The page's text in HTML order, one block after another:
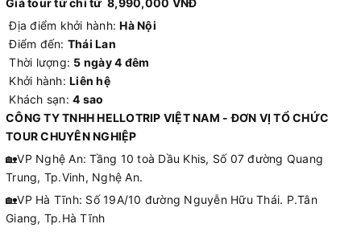
Địa điểm khởi hành:Hà Nội
Điểm đến: Thái Lan
Thời lượng: 5 ngày 4 đêm
Khởi hành: Liên hệ
Khách sạn: 4 sao
CÔNG TY TNHH HELLOTRIP VIỆT NAM - ĐƠN VỊ TỔ CHỨC
TOUR CHUYÊN NGHIỆP
🏡VP Nghệ An: Tầng 10 toà Dầu Khis, Số 07 đường Quang
Trung, Tp.Vinh, Nghệ An.
🏡VP Hà Tĩnh: Số 19A/10 đường Nguyễn Hữu Thái. P.Tân
Giang, Tp.Hà Tĩnh